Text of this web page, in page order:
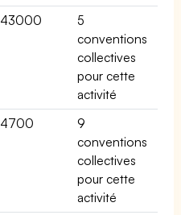
43000
5
conventions
collectives
pour cette
activité
4700
9
conventions
collectives
pour cette
activité